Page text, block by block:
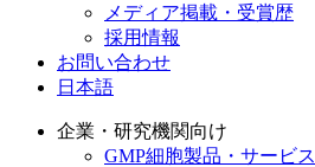
メディア掲載・受賞歴
採用情報
お問い合わせ
日本語
企業・研究機関向け
GMP細胞製品・サービス